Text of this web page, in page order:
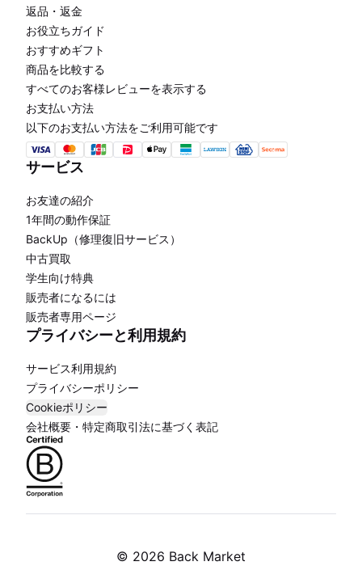
返品・返金
お役立ちガイド
おすすめギフト
商品を比較する
すべてのお客様レビューを表示する
お支払い方法
以下のお支払い方法をご利用可能です
サービス
お友達の紹介
1年間の動作保証
BackUp（修理復旧サービス）
中古買取
学生向け特典
販売者になるには
販売者専用ページ
プライバシーと利用規約
サービス利用規約
プライバシーポリシー
Cookieポリシー
会社概要・特定商取引法に基づく表記
© 2026 Back Market